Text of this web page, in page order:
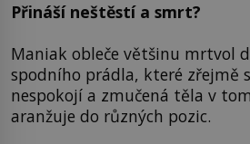
Přináší neštěstí a smrt?
Maniak obleče většinu mrtvol
spodního prádla, které zřejmě
nespokojí a zmučená těla v
aranžuje do různých pozic.